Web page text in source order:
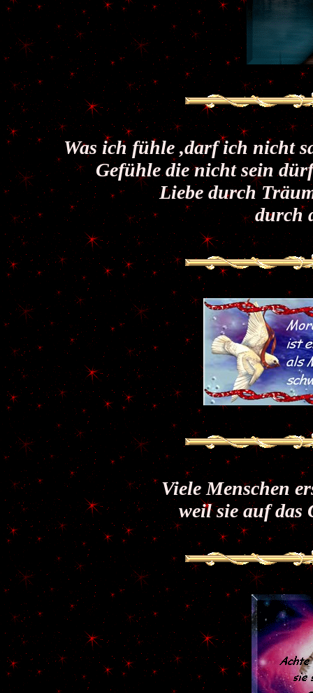
Was ich fühle ,darf ich nicht
Gefühle die nicht sein
Liebe durch
durch
Viele Menschen
weil sie auf das